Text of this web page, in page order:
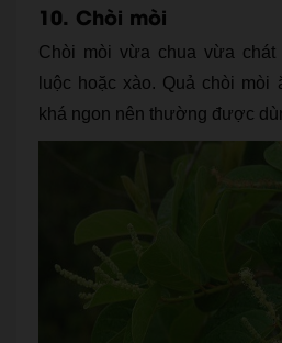
10. Chòi mòi
Chòi mòi vừa chua vừa chát
luộc hoặc xào. Quả chòi
khá ngon nên thường được